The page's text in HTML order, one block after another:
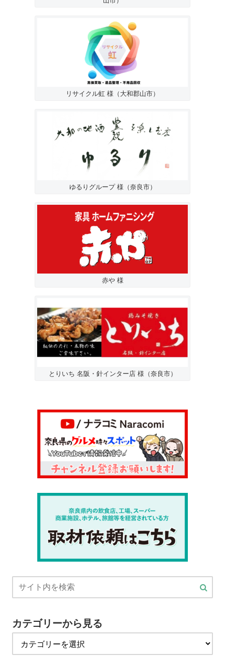
リサイクル虹 様（大和郡山市）
ゆるりグループ 様（奈良市）
赤や 様
とりいち 名阪・針インター店 様（奈良市）
カテゴリーから見る